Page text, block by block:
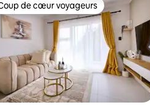
de cœur voyageurs les plus
de cœur voyageurs